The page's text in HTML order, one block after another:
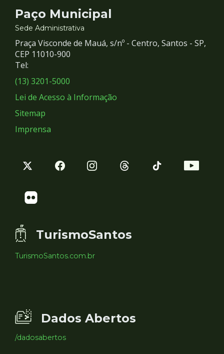
Contato
e
Redes
Sociais
Paço Municipal
Sede Administrativa
Praça Visconde de Mauá, s/nº - Centro, Santos - SP,
CEP 11010-900
Tel:
(13) 3201-5000
Lei de Acesso à Informação
Sitemap
Imprensa
TurismoSantos
TurismoSantos.com.br
Dados Abertos
/dadosabertos